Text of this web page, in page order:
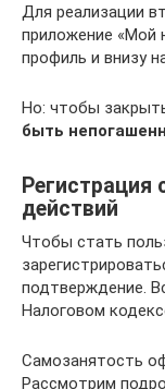
Для реализации
приложение «Мой
профиль и внизу
Но: чтобы
быть
Регистрация
действий
Чтобы стать
подтверждение.
Налоговом
Самозанятость
Рассмотрим